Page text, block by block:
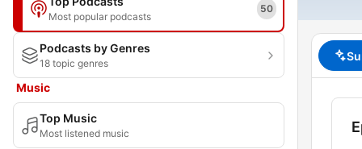
Most popular podcasts
50
Podcasts by Genres
18 topic genres
Music
Top Music
Most listened music